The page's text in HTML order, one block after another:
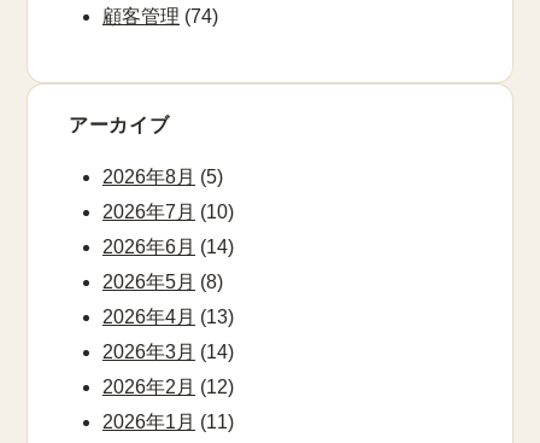
顧客管理 (74)
アーカイブ
2026年8月 (5)
2026年7月 (10)
2026年6月 (14)
2026年5月 (8)
2026年4月 (13)
2026年3月 (14)
2026年2月 (12)
2026年1月 (11)